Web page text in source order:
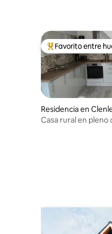
De los mejores en
Favorito entre
Residencia en
Casa rural en pleno